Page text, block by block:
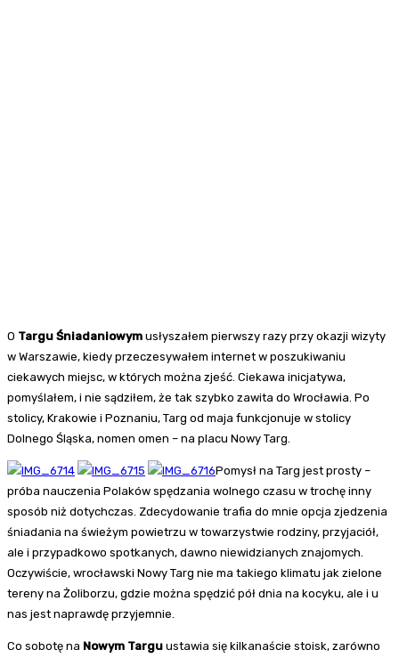
O Targu Śniadaniowym usłyszałem pierwszy razy przy okazji wizyty
w Warszawie, kiedy przeczesywałem internet w poszukiwaniu
ciekawych miejsc, w których można zjeść. Ciekawa inicjatywa,
pomyślałem, i nie sądziłem, że tak szybko zawita do Wrocławia. Po
stolicy, Krakowie i Poznaniu, Targ od maja funkcjonuje w stolicy
Dolnego Śląska, nomen omen – na placu Nowy Targ.
Pomysł na Targ jest prosty –
próba nauczenia Polaków spędzania wolnego czasu w trochę inny
sposób niż dotychczas. Zdecydowanie trafia do mnie opcja zjedzenia
śniadania na świeżym powietrzu w towarzystwie rodziny, przyjaciół,
ale i przypadkowo spotkanych, dawno niewidzianych znajomych.
Oczywiście, wrocławski Nowy Targ nie ma takiego klimatu jak zielone
tereny na Żoliborzu, gdzie można spędzić pół dnia na kocyku, ale i u
nas jest naprawdę przyjemnie.
Co sobotę na Nowym Targu ustawia się kilkanaście stoisk, zarówno